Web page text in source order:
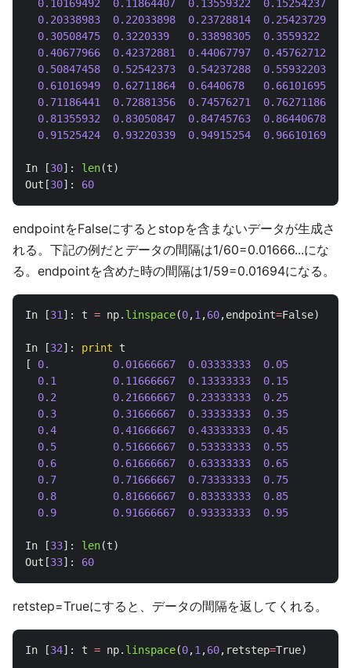
0.10169492 0.11864407 0.13559322 0.15254237
0.20338983
0.22033898 0.23728814 0.25423729
0.30508475
0.3220339 0.33898305 0.3559322
0.40677966
0.42372881 0.44067797 0.45762712
0.50847458
0.52542373 0.54237288 0.55932203
0.61016949
0.62711864 0.6440678 0.66101695
0.71186441
0.72881356 0.74576271 0.76271186
0.81355932
0.83050847 0.84745763 0.86440678
0.91525424
0.93220339 0.94915254 0.96610169
In [30]: len(t)
Out [30]: 60
endpointをFalseにするとstopを含まないデータが生成さ
れる。下記の例だとデータの間隔は1/60=0.01666...にな
る。endpointを含めた時の間隔は1/59=0.01694になる。
In [31 ]: t = np. linspace(0,1 ,60,endpoint=False)
In [32]: print
t
[
0. 0.01666667 0.03333333 0.05
0.1
0.11666667 0.13333333 0.15
0.2
0.21666667 0.23333333 0.25
0.3
0.31666667 0.33333333 0.35
0.4
0.41666667 0.43333333 0.45
0.5
0.51666667 0.53333333 0.55
0.6
0.61666667 0.63333333 0.65
0.7
0.71666667 0.73333333 0.75
0.8
0.81666667 0.83333333 0.85
0.9
0.91666667 0.93333333 0.95
In [33]: len(t)
Out [33]: 60
retstep=Trueにすると、データの間隔を返してくれる。
In [34]: t = np. linspace(0,1 ,60, retstep=True)